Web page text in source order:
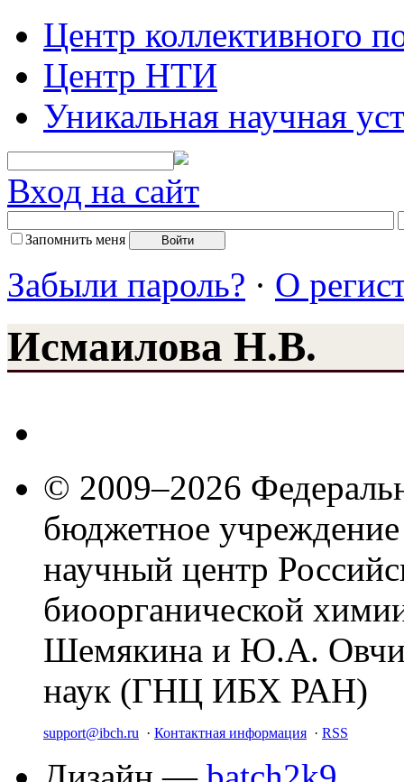
Центр коллективного
Центр НТИ
Уникальная научная
Вход на сайт
Запомнить меня
Забыли пароль? · О
Исмаилова Н.В.
© 2009–2026
бюджетное
научный центр
биоорганической
Шемякина и Ю.А.
наук (ГНЦ ИБХ РАН)
support@ibch.ru · Контактная информация · RSS